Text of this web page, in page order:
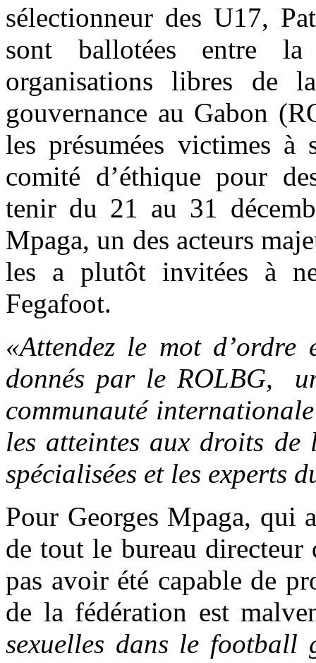
sélectionneur des U17,
sont ballotées entre
organisations libres de
gouvernance au Gabon
les présumées victimes à
comité d’éthique pour
tenir du 21 au 31
Mpaga, un des acteurs
les a plutôt invitées à
Fegafoot.
«Attendez le mot
donnés par le ROLBG,
communauté
les atteintes aux droits de
spécialisées et les experts
Pour Georges Mpaga, qui
de tout le bureau directeur
pas avoir été capable de
de la fédération est
sexuelles dans le football